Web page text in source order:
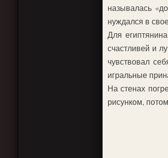
называлась
нуждался в
Для
счастливей и
чувствовал
игральные
На стенах
рисунком,